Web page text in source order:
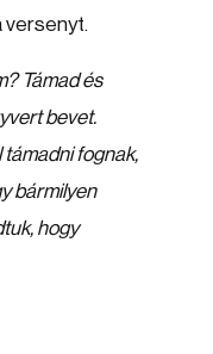
versenyt.
Támad és
bevet.
támadni fognak,
bármilyen
hogy